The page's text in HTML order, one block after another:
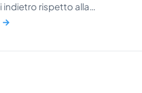
indietro rispetto alla
Scopriamo insieme alcune
vedere nel 2025. Alcune
→